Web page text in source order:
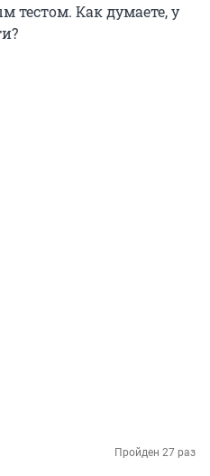
тестом. Как думаете, у
Пройден 27 раз